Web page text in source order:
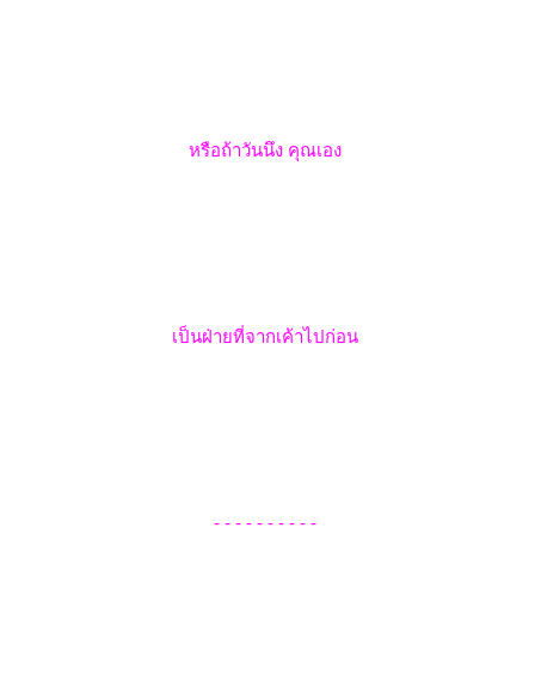
หรือถ้าวันนึง คุณเอง
เป็นฝ่ายที่จากเค้าไปก่อน
- - - - - - - - - -